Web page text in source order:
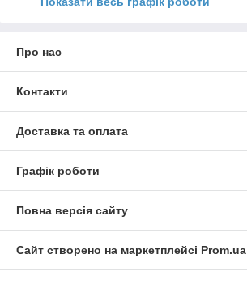
Про нас
Контакти
Доставка та оплата
Графік роботи
Повна версія сайту
Сайт створено на маркетплейсі Prom.ua